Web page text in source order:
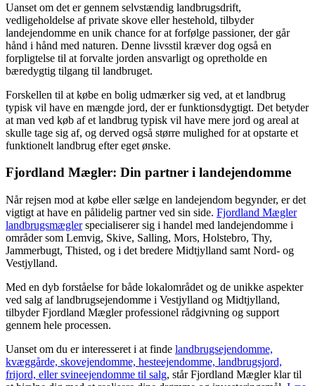
Uanset om det er gennem selvstændig landbrugsdrift,
vedligeholdelse af private skove eller hestehold, tilbyder
landejendomme en unik chance for at forfølge passioner, der går
hånd i hånd med naturen. Denne livsstil kræver dog også en
forpligtelse til at forvalte jorden ansvarligt og opretholde en
bæredygtig tilgang til landbruget.
Forskellen til at købe en bolig udmærker sig ved, at et landbrug
typisk vil have en mængde jord, der er funktionsdygtigt. Det betyder
at man ved køb af et landbrug typisk vil have mere jord og areal at
skulle tage sig af, og derved også større mulighed for at opstarte et
funktionelt landbrug efter eget ønske.
Fjordland Mægler: Din partner i landejendomme
Når rejsen mod at købe eller sælge en landejendom begynder, er det
vigtigt at have en pålidelig partner ved sin side. Fjordland Mægler
landbrugsmæglerspecialiserer sig i handel med landejendomme i
områder som Lemvig, Skive, Salling, Mors, Holstebro, Thy,
Jammerbugt, Thisted, og i det bredere Midtjylland samt Nord- og
Vestjylland.
Med en dyb forståelse for både lokalområdet og de unikke aspekter
ved salg af landbrugsejendomme i Vestjylland og Midtjylland,
tilbyder Fjordland Mægler professionel rådgivning og support
gennem hele processen.
Uanset om du er interesseret i at finde landbrugsejendomme,
kvæggårde, skovejendomme, hesteejendomme, landbrugsjord,
frijord, eller svineejendomme til salg, står Fjordland Mægler klar til